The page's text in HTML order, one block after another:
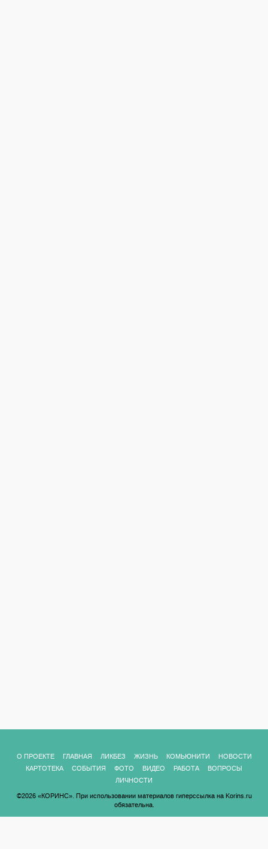
О ПРОЕКТЕ ГЛАВНАЯ ЛИКБЕЗ ЖИЗНЬ КОМЬЮНИТИ
НОВОСТИ
КАРТОТЕКА
СОБЫТИЯ ФОТО ВИДЕО РАБОТА
ВОПРОСЫ
ЛИЧНОСТИ
©2026 «КОРИНС». При использовании материалов гиперссылка на Korins.ru
обязательна.